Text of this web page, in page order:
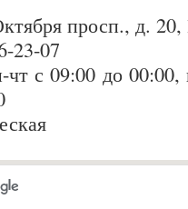
просп., д.
23-07
с 09:00 до